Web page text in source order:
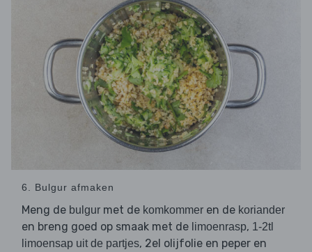
6. Bulgur afmaken
Meng de bulgur met de komkommer en de koriander
en breng goed op smaak met de limoenrasp, 1-2tl
limoensap uit de partjes, 2el olijfolie en peper en